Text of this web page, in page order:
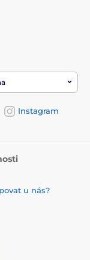
Instagram
u nás?